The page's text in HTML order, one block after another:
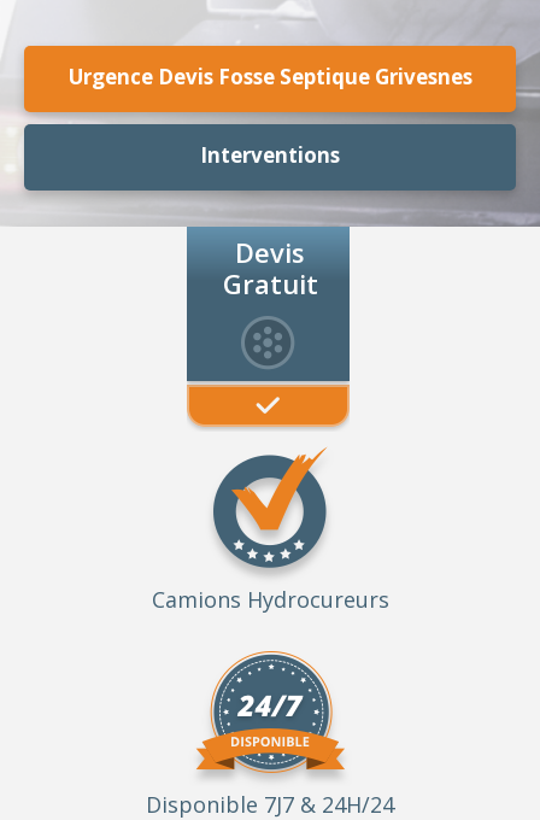
Urgence Devis Fosse Septique Grivesnes
Interventions
Devis
Gratuit
Camions Hydrocureurs
Disponible 7J7 & 24H/24